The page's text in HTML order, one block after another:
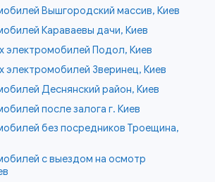
Вышгородский массив, Киев
Караваевы дачи, Киев
электромобилей Подол, Киев
электромобилей Зверинец, Киев
Деснянский район, Киев
после залога г. Киев
без посредников Троещина,
с выездом на осмотр